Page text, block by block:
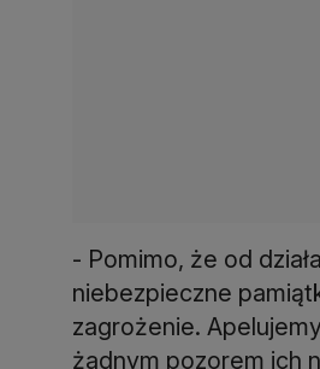
- Pomimo, że od
niebezpieczne
zagrożenie.
żadnym pozorem ich